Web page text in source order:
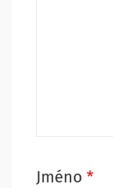
Jméno *